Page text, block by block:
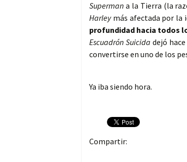
Superman a la Tierra (la
Harleymás afectada por la
profundidad hacia todos
Escuadrón Suicida dejó
convertirse en uno de los
Ya iba siendo hora.
Compartir: